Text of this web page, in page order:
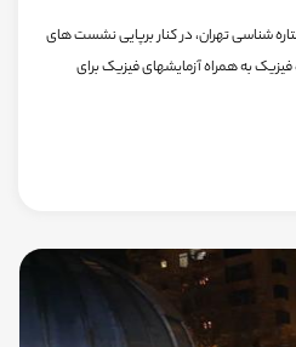
شناسی تهران، در کنار برپایی نشست های
به همراه آزمایشهای فیزیک برای